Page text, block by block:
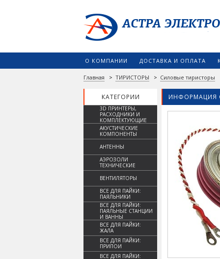
О КОМПАНИИ ДОСТАВКА И ОПЛАТА
Главная > ТИРИСТОРЫ > Силовые тиристоры
КАТЕГОРИИ ИНФОРМАЦИЯ
3D ПРИНТЕРЫ,
РАСХОДНИКИ И
КОМПЛЕКТУЮЩИЕ
АКУСТИЧЕСКИЕ
КОМПОНЕНТЫ
АНТЕННЫ
АЭРОЗОЛИ
ТЕХНИЧЕСКИЕ
ВЕНТИЛЯТОРЫ
ВСЕ ДЛЯ ПАЙКИ:
ПАЯЛЬНИКИ
ВСЕ ДЛЯ ПАЙКИ:
ПАЯЛЬНЫЕ СТАНЦИИ
И ВАННЫ
ВСЕ ДЛЯ ПАЙКИ:
ЖАЛА
ВСЕ ДЛЯ ПАЙКИ:
ПРИПОИ
ВСЕ ДЛЯ ПАЙКИ: